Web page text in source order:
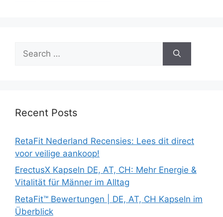
for:
Recent Posts
RetaFit Nederland Recensies: Lees dit direct
voor veilige aankoop!
ErectusX Kapseln DE, AT, CH: Mehr Energie &
Vitalität für Männer im Alltag
RetaFit™ Bewertungen | DE, AT, CH Kapseln im
Überblick